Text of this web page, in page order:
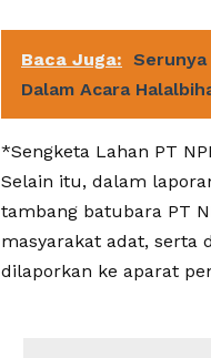
Baca Juga:
Dalam Acara
*Sengketa Lahan PT
Selain itu, dalam
tambang batubara PT
masyarakat adat, serta
dilaporkan ke aparat